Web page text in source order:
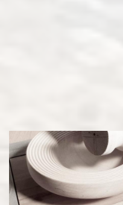
WhatsApp Video